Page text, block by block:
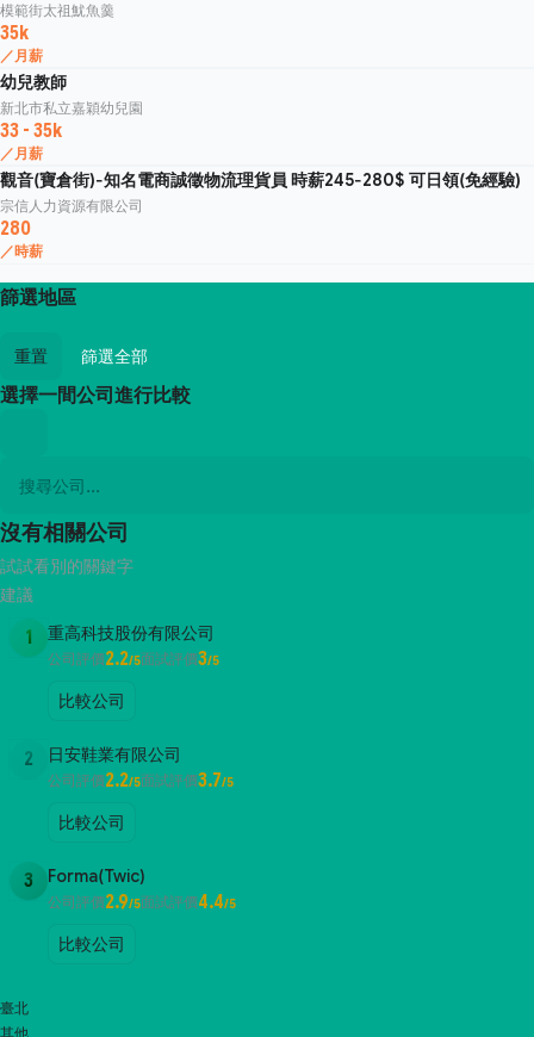
模範街太祖魷魚羹
35k
／月薪
幼兒教師
新北市私立嘉穎幼兒園
33 - 35k
／月薪
觀音(寶倉街)-知名電商誠徵物流理貨員 時薪245-280$ 可日領(免經驗)
宗信人力資源有限公司
280
／時薪
篩選地區
重置 篩選全部
選擇一間公司進行比較
沒有相關公司
試試看別的關鍵字
建議
1 重高科技股份有限公司
公司評價2.2/5面試評價3/5
比較公司
2 日安鞋業有限公司
公司評價2.2/5面試評價3.7/5
比較公司
3 Forma(Twic)
公司評價2.9/5面試評價4.4/5
比較公司
臺北
其他